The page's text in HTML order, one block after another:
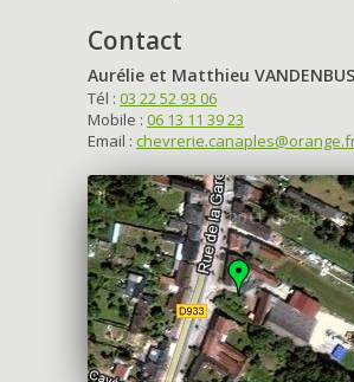
Contact
Aurélie et Matthieu
Tél : 03 22 52 93 06
Mobile : 06 13 11 39 23
Email :